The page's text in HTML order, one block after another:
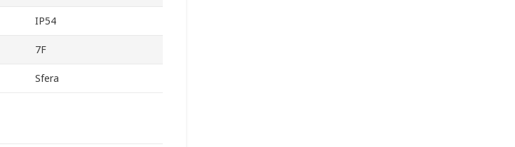
IP54
7F
Sfera